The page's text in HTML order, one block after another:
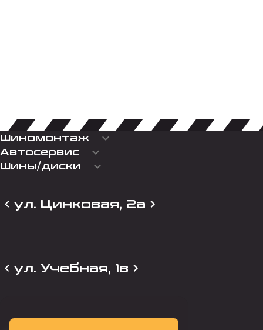
Шиномонтаж keyboard_arrow_down
Автосервис keyboard_arrow_down
Шины/диски keyboard_arrow_down
ул. Цинковая, 2а
ул. Учебная, 1в